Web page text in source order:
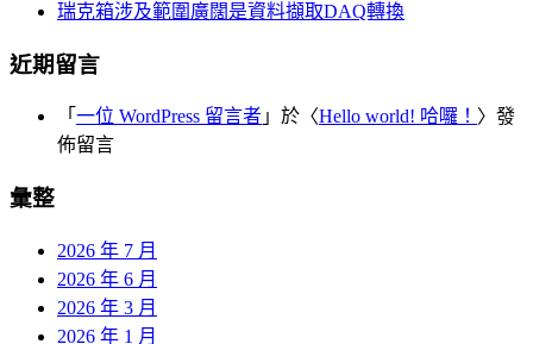
瑞克箱涉及範圍廣闊是資料擷取DAQ轉換
近期留言
「 一位 WordPress 留言者 」於〈Hello world! 哈囉！ 〉發
佈留言
彙整
2026 年 7 月
2026 年 6 月
2026 年 3 月
2026 年 1 月